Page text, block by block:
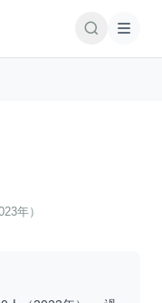
年）